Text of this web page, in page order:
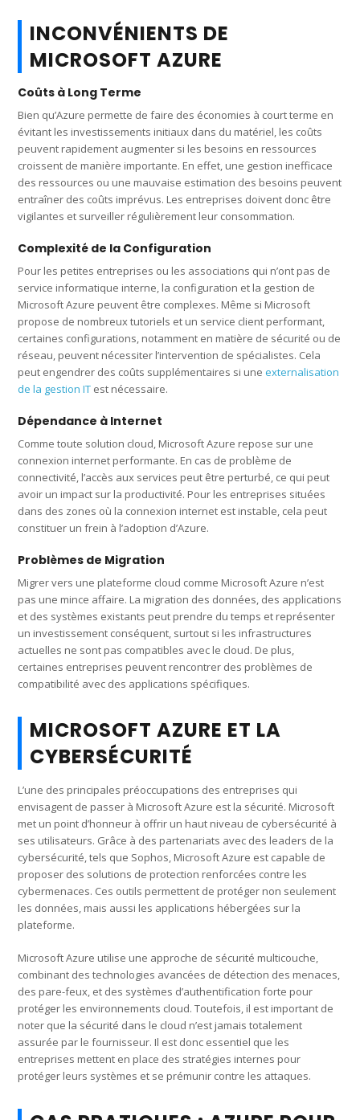
INCONVÉNIENTS DE
MICROSOFT AZURE
Coûts à Long Terme
Bien qu’Azure permette de faire des économies à court terme en
évitant les investissements initiaux dans du matériel, les coûts
peuvent rapidement augmenter si les besoins en ressources
croissent de manière importante. En effet, une gestion inefficace
des ressources ou une mauvaise estimation des besoins peuvent
entraîner des coûts imprévus. Les entreprises doivent donc être
vigilantes et surveiller régulièrement leur consommation.
Complexité de la Configuration
Pour les petites entreprises ou les associations qui n’ont pas de
service informatique interne, la configuration et la gestion de
Microsoft Azure peuvent être complexes. Même si Microsoft
propose de nombreux tutoriels et un service client performant,
certaines configurations, notamment en matière de sécurité ou de
réseau, peuvent nécessiter l’intervention de spécialistes. Cela
peut engendrer des coûts supplémentaires si uneexternalisation
de la gestion IT est nécessaire.
Dépendance à Internet
Comme toute solution cloud, Microsoft Azure repose sur une
connexion internet performante. En cas de problème de
connectivité, l’accès aux services peut être perturbé, ce qui peut
avoir un impact sur la productivité. Pour les entreprises situées
dans des zones où la connexion internet est instable, cela peut
constituer un frein à l’adoption d’Azure.
Problèmes de Migration
Migrer vers une plateforme cloud comme Microsoft Azure n’est
pas une mince affaire. La migration des données, des applications
et des systèmes existants peut prendre du temps et représenter
un investissement conséquent, surtout si les infrastructures
actuelles ne sont pas compatibles avec le cloud. De plus,
certaines entreprises peuvent rencontrer des problèmes de
compatibilité avec des applications spécifiques.
MICROSOFT AZURE ET LA
CYBERSÉCURITÉ
L’une des principales préoccupations des entreprises qui
envisagent de passer à Microsoft Azure est la sécurité. Microsoft
met un point d’honneur à offrir un haut niveau de cybersécurité à
ses utilisateurs. Grâce à des partenariats avec des leaders de la
cybersécurité, tels que Sophos, Microsoft Azure est capable de
proposer des solutions de protection renforcées contre les
cybermenaces. Ces outils permettent de protéger non seulement
les données, mais aussi les applications hébergées sur la
plateforme.
Microsoft Azure utilise une approche de sécurité multicouche,
combinant des technologies avancées de détection des menaces,
des pare-feux, et des systèmes d’authentification forte pour
protéger les environnements cloud. Toutefois, il est important de
noter que la sécurité dans le cloud n’est jamais totalement
assurée par le fournisseur. Il est donc essentiel que les
entreprises mettent en place des stratégies internes pour
protéger leurs systèmes et se prémunir contre les attaques.